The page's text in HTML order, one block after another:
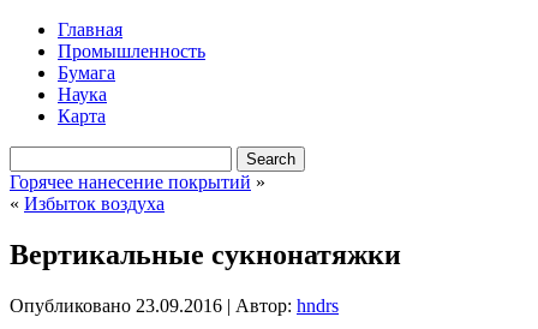
Главная
Промышленность
Бумага
Наука
Карта
Горячее нанесение покрытий »
« Избыток воздуха
Вертикальные сукнонатяжки
Опубликовано 23.09.2016 | Автор: hndrs